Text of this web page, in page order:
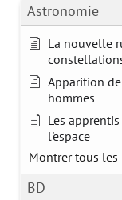
Astronomie
La nouvelle
Apparition
hommes
Les
l'espace
Montrer tous les
BD